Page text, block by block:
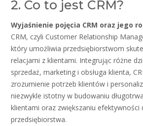
2. Co to jest CRM?
Wyjaśnienie pojęcia CRM oraz jego
CRM, czyli Customer Relationship
który umożliwia przedsiębiorstwom
relacjami z klientami. Integrując różne
sprzedaż, marketing i obsługa klienta,
zrozumienie potrzeb klientów i
niezwykle istotny w budowaniu
klientami oraz zwiększaniu efektywności
przedsiębiorstwa.